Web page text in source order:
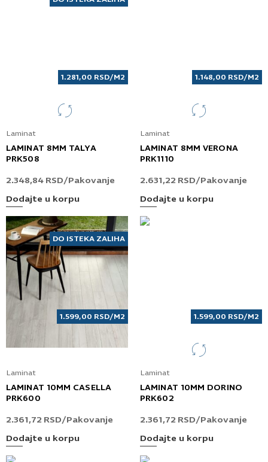
1.281,00 RSD/M2
Laminat
LAMINAT 8MM TALYA
PRK508
2.348,84 RSD/Pakovanje
Dodajte u korpu
1.148,00 RSD/M2
Laminat
LAMINAT 8MM VERONA
PRK1110
2.631,22 RSD/Pakovanje
Dodajte u korpu
DO ISTEKA ZALIHA
1.599,00 RSD/M2
Laminat
LAMINAT 10MM CASELLA
PRK600
2.361,72 RSD/Pakovanje
Dodajte u korpu
1.599,00 RSD/M2
Laminat
LAMINAT 10MM DORINO
PRK602
2.361,72 RSD/Pakovanje
Dodajte u korpu